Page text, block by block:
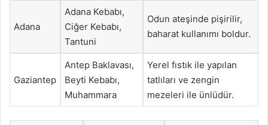
Adana
Adana Kebabı,
Ciğer Kebabı,
Tantuni
Odun ateşinde pişirilir,
baharat kullanımı boldur.
Gaziantep
Antep Baklavası,
Beyti Kebabı,
Muhammara
Yerel fıstık ile yapılan
tatlıları ve zengin
mezeleri ile ünlüdür.